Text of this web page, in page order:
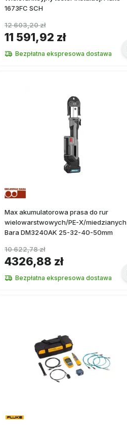
1673FC SCH
11 591,92 zł
12 603,20 zł
Bezpłatna ekspresowa dostawa
Max akumulatorowa prasa do rur
wielowarstwowych/PE-X/miedzianych
Bara DM3240AK 25-32-40-50mm
4326,88 zł
10 622,78 zł
Bezpłatna ekspresowa dostawa